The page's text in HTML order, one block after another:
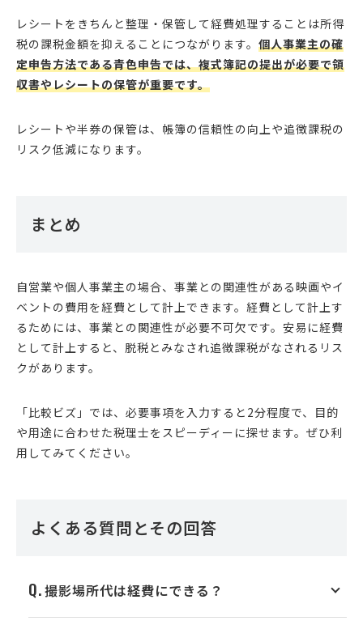
レシートをきちんと整理・保管して経費処理することは所得
税の課税金額を抑えることにつながります。 個人事業主の確
定申告方法である青色申告では、複式簿記の提出が必要で領
収書やレシートの保管が重要です。
レシートや半券の保管は、帳簿の信頼性の向上や追徴課税の
リスク低減になります。
まとめ
自営業や個人事業主の場合、事業との関連性がある映画やイ
ベントの費用を経費として計上できます。経費として計上す
るためには、事業との関連性が必要不可欠です。安易に経費
として計上すると、脱税とみなされ追徴課税がなされるリス
クがあります。
「比較ビズ」では、必要事項を入力すると2分程度で、目的
や用途に合わせた税理士をスピーディーに探せます。ぜひ利
用してみてください。
よくある質問とその回答
撮影場所代は経費にできる？